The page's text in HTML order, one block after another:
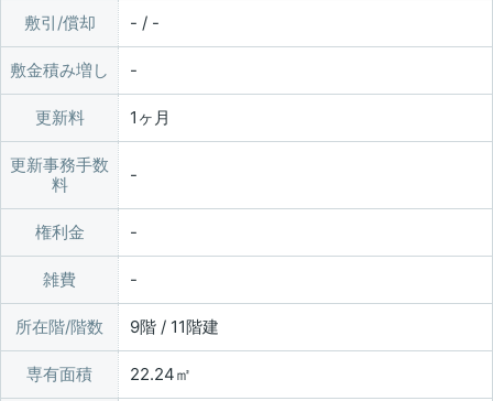
敷引/償却 - / -
敷金積み増し
更新料 1ヶ月
更新事務手数
料
権利金
雑費
所在階/階数 9階 / 11階建
専有面積 22.24㎡